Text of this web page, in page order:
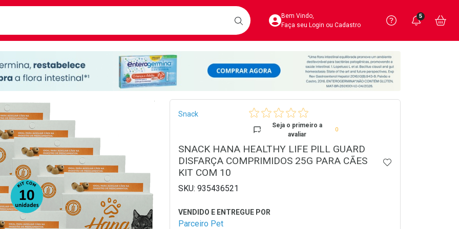
BUSCARAcesse sua Conta
Bem Vindo,
Faça seu Login ou Cadastro
Precisa
Ver Recursos
Você
5
Breadcrumb
Snack
Seja o primeiro a
avaliar
0
SNACK HANA HEALTHY LIFE PILL GUARD
DISFARÇA COMPRIMIDOS 25G PARA CÃES
KIT COM 10
ADICIONAR AOS
935436521
Parceiro Pet